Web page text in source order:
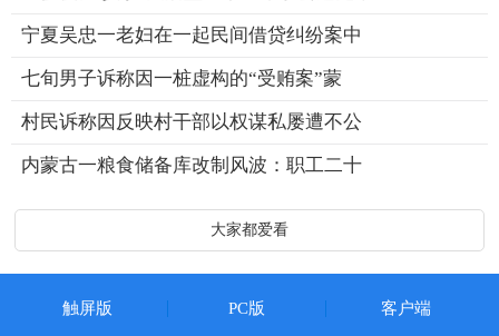
宁夏吴忠一老妇在一起民间借贷纠纷案中
七旬男子诉称因一桩虚构的“受贿案”蒙
村民诉称因反映村干部以权谋私屡遭不公
内蒙古一粮食储备库改制风波：职工二十
大家都爱看
触屏版 PC版 客户端